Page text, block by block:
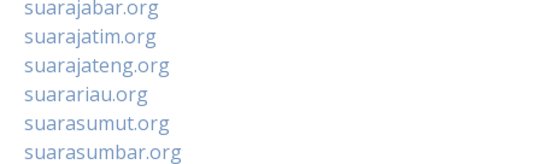
suarajabar.org
suarajatim.org
suarajateng.org
suarariau.org
suarasumut.org
suarasumbar.org